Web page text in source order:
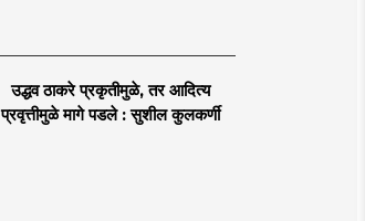
उद्धव ठाकरे प्रकृतीमुळे, तर आदित्य
प्रवृत्तीमुळे मागे पडले : सुशील कुलकर्णी